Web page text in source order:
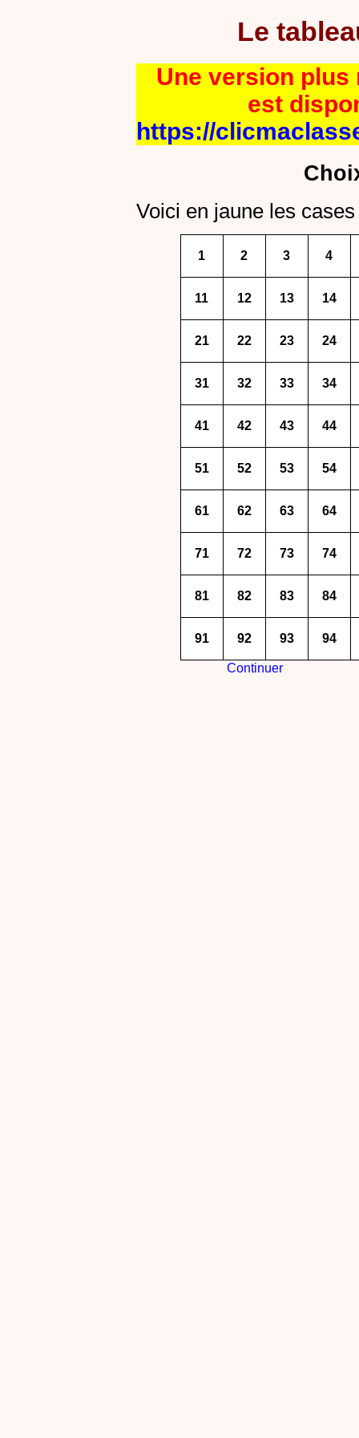
Le
Une version plus
est
https://
Voici en jaune les
1 2 3 4
11 12 13 14
21 22 23 24
31 32 33 34
41 42 43 44
51 52 53 54
61 62 63 64
71 72 73 74
81 82 83 84
91 92 93 94
Continuer